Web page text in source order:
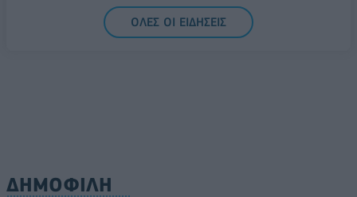
ΟΛΕΣ ΟΙ ΕΙΔΗΣΕΙΣ
ΔΗΜΟΦΙΛΗ